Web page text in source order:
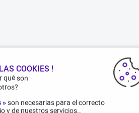
COOKIES !
qué son
»son necesarias para el correcto
y de nuestros servicios..